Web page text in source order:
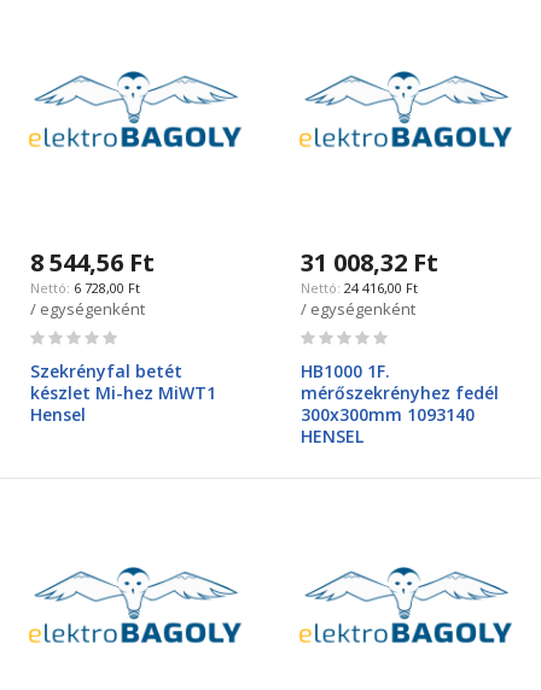
8 544,56 Ft
6 728,00 Ft
/ egységenként
Rating:
Szekrényfal betét
készlet Mi-hez MiWT1
Hensel
31 008,32 Ft
24 416,00 Ft
/ egységenként
Rating:
HB1000 1F.
mérőszekrényhez fedél
300x300mm 1093140
HENSEL